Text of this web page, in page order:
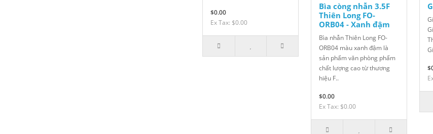
$0.00
Ex Tax: $0.00
Bìa còng nhẫn 3.5F
Thiên Long FO-
ORB04 - Xanh đậm
Bìa nhẫn Thiên Long FO-
ORB04 màu xanh đậm là
sản phẩm văn phòng phẩm
chất lượng cao từ thương
hiệu F..
$0.00
Ex Tax: $0.00